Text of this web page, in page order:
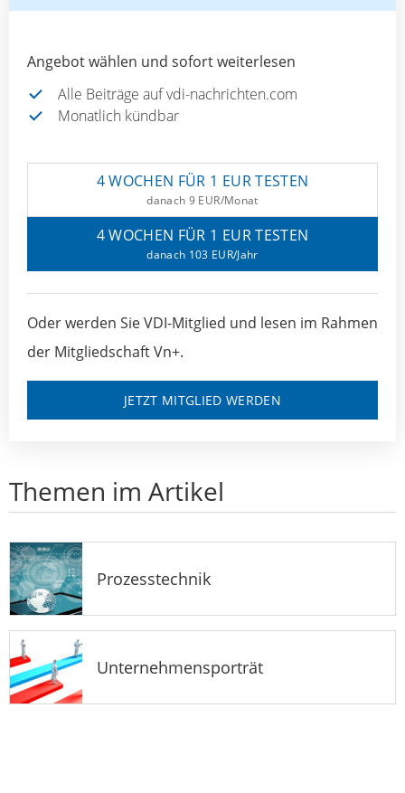
Angebot wählen und sofort weiterlesen
Alle Beiträge auf vdi-nachrichten.com
Monatlich kündbar
4 WOCHEN FÜR 1 EUR TESTEN
danach 9 EUR/Monat
4 WOCHEN FÜR 1 EUR TESTEN
danach 103 EUR/Jahr
Oder werden Sie VDI-Mitglied und lesen im Rahmen
der Mitgliedschaft Vn+.
JETZT MITGLIED WERDEN
Themen im Artikel
Prozesstechnik
Unternehmensporträt